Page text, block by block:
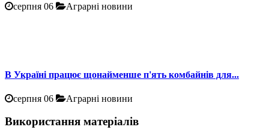
серпня 06 Аграрні новини
В Україні працює щонайменше п'ять комбайнів для...
серпня 06 Аграрні новини
Використання матеріалів